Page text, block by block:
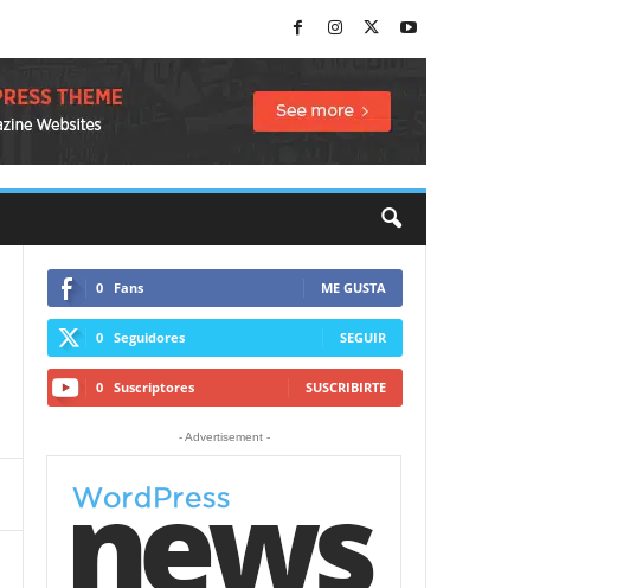
0 Fans ME GUSTA
0 Seguidores SEGUIR
0 Suscriptores SUSCRIBIRTE
- Advertisement -